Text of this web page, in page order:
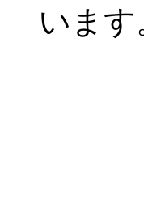
います